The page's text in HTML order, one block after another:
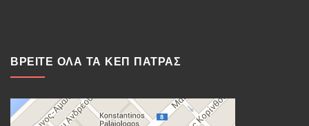
ΒΡΕΙΤΕ ΟΛΑ ΤΑ ΚΕΠ ΠΑΤΡΑΣ